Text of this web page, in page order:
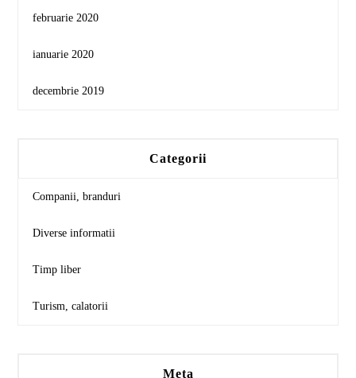
februarie 2020
ianuarie 2020
decembrie 2019
Categorii
Companii, branduri
Diverse informatii
Timp liber
Turism, calatorii
Meta